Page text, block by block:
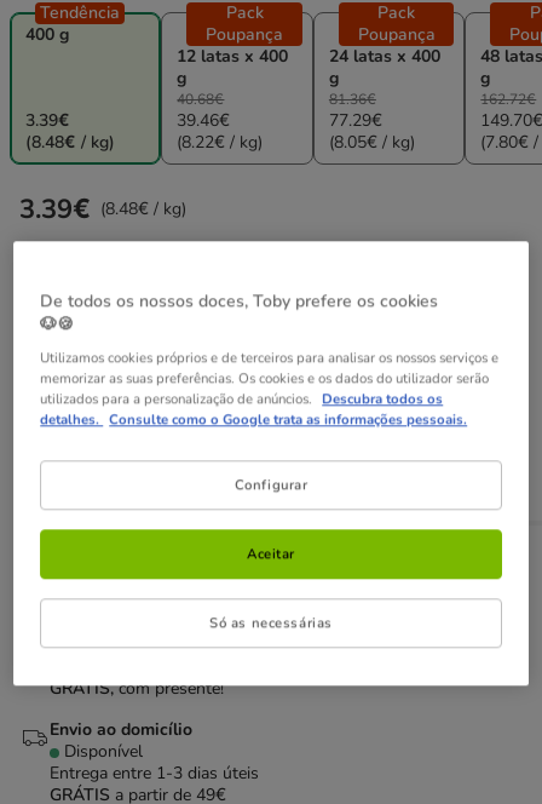
400 g
Tendência
3.39€
(8.48€ / kg)
12 latas x 400
g
Pack
Poupança
40.68€
39.46€
(8.22€ / kg)
24 latas x 400
g
Pack
Poupança
81.36€
77.29€
(8.05€ / kg)
48
g
162.72€
(7.80€
-25% na 2ª un
higiene e acessórios.
Ver condições
Cupão: SUPER25 Copiar
Preço 3.39€, 8.48 EUR por kg
3.39€ (8.48€ / kg)
Adicionar ao carrinho
Recolha em loja com Click & Collect
Poderá recolher a sua encomenda em 2h em lojas
GRÁTIS,com presente!
Envio ao domicílio
Disponível
Entrega entre 1-3 dias úteis
GRÁTIS a partir de 49€
De todos os nossos doces, Toby prefere os cookies
🐶🍪
Utilizamos cookies próprios e de terceiros para analisar os nossos serviços e
memorizar as suas preferências. Os cookies e os dados do utilizador serão
utilizados para a personalização de anúncios. Descubra todos os
detalhes. Consulte como o Google trata as informações pessoais.
Configurar
Só as necessárias
Aceitar